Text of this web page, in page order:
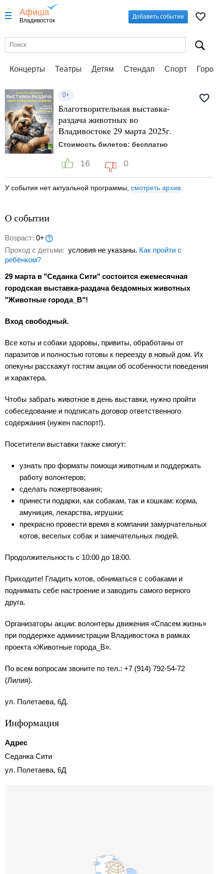
Афиша
Владивосток
Добавить событие
Концерты Театры Детям Стендап Спорт
0+
Благотворительная выставка-
раздача животных во
Владивостоке 29 марта 2025г.
Стоимость билетов: бесплатно
16 0
У события нет актуальной программы, смотреть архив
О событии
Возраст: 0+
Проход с детьми: условия не указаны. Как пройти с
ребёнком?
29 марта в "Седанка Сити" состоится ежемесячная
городская выставка-раздача бездомных животных
"Животные города_В"!
Вход свободный.
Все коты и собаки здоровы, привиты, обработаны от
паразитов и полностью готовы к переезду в новый дом. Их
опекуны расскажут гостям акции об особенности поведения
и характера.
Чтобы забрать животное в день выставки, нужно пройти
собеседование и подписать договор ответственного
содержания (нужен паспорт!).
Посетители выставки также смогут:
узнать про форматы помощи животным и поддержать
работу волонтеров;
сделать пожертвования;
принести подарки, как собакам, так и кошкам: корма,
амуниция, лекарства, игрушки;
прекрасно провести время в компании замурчательных
котов, веселых собак и замечательных людей.
Продолжительность с 10:00 до 18:00.
Приходите! Гладить котов, обниматься с собаками и
поднимать себе настроение и заводить самого верного
друга.
Организаторы акции: волонтеры движения «Спасем жизнь»
при поддержке администрации Владивостока в рамках
проекта «Животные города_В».
По всем вопросам звоните по тел.: +7 (914) 792-54-72
(Лилия).
ул. Полетаева, 6Д.
Информация
Адрес
Седанка Сити
ул. Полетаева, 6Д